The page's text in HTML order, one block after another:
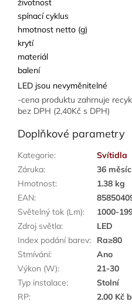
životnost
spínací cyklus
hmotnost netto (g)
krytí
materiál
balení
LED jsou nevyměnitelné
-cena produktu zahrnuje
bez DPH (2,40Kč s DPH)
Doplňkové parametry
Kategorie:
Svítidla
Záruka:
36
Hmotnost:
1.38 kg
EAN:
Světelný tok (Lm):
1000-
Zdroj světla:
LED
Index podání barev:
Ra≥80
Stmívání:
Ano
Výkon (W):
21-30
Typ instalace:
Stolní
RP:
2.00 Kč